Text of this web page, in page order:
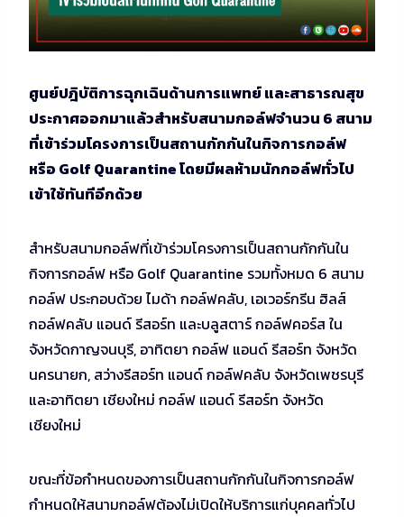
ศูนย์ปฎิบัติการฉุกเฉินด้านการแพทย์ และสาธารณสุข
ประกาศออกมาแล้วสำหรับสนามกอล์ฟจำนวน 6 สนาม
ที่เข้าร่วมโครงการเป็นสถานกักกันในกิจการกอล์ฟ
หรือ Golf Quarantine โดยมีผลห้ามนักกอล์ฟทั่วไป
เข้าใช้ทันทีอีกด้วย
สำหรับสนามกอล์ฟที่เข้าร่วมโครงการเป็นสถานกักกันใน
กิจการกอล์ฟ หรือ Golf Quarantine รวมทั้งหมด 6 สนาม
กอล์ฟ ประกอบด้วย ไมด้า กอล์ฟคลับ, เอเวอร์กรีน ฮิลส์
กอล์ฟคลับ แอนด์ รีสอร์ท และบลูสตาร์ กอล์ฟคอร์ส ใน
จังหวัดกาญจนบุรี, อาทิตยา กอล์ฟ แอนด์ รีสอร์ท จังหวัด
นครนายก, สว่างรีสอร์ท แอนด์ กอล์ฟคลับ จังหวัดเพชรบุรี
และอาทิตยา เชียงใหม่ กอล์ฟ แอนด์ รีสอร์ท จังหวัด
เชียงใหม่
ขณะที่ข้อกำหนดของการเป็นสถานกักกันในกิจการกอล์ฟ
กำหนดให้สนามกอล์ฟต้องไม่เปิดให้บริการแก่บุคคลทั่วไป